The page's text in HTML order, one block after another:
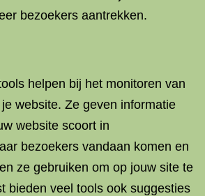
bezoekers aantrekken.
helpen bij het monitoren van
website. Ze geven informatie
website scoort in
bezoekers vandaan komen en
ze gebruiken om op jouw site te
bieden veel tools ook suggesties